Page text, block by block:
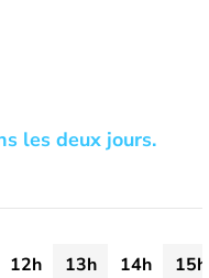
les deux jours.
12h 13h 14h
15h